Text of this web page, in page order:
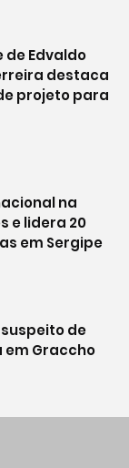
Edvaldo
destaca
projeto para
na
e lidera 20
em Sergipe
de
Graccho